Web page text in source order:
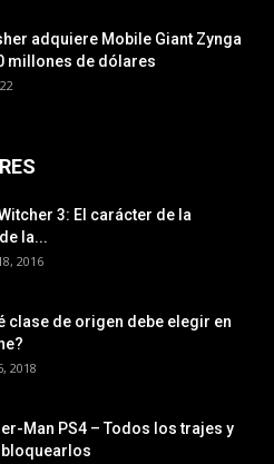
adquiere Mobile Giant Zynga
millones de dólares
3: El carácter de la
la...
2016
clase de origen debe elegir en
2018
Man PS4 – Todos los trajes y